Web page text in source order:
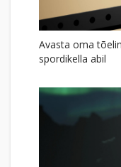
Avasta oma
spordikella abil